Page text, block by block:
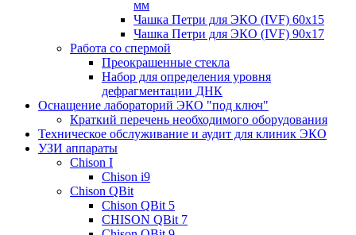
мм
Чашка Петри для ЭКО (IVF) 60х15
Чашка Петри для ЭКО (IVF) 90х17
Работа со спермой
Преокрашенные стекла
Набор для определения уровня
дефрагментации ДНК
Оснащение лабораторий ЭКО "под ключ"
Краткий перечень необходимого оборудования
Техническое обслуживание и аудит для клиник ЭКО
УЗИ аппараты
Chison I
Chison i9
Chison QBit
Chison QBit 5
CHISON QBit 7